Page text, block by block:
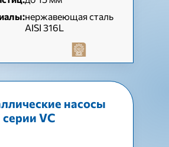
нержавеющая сталь
AISI 316L
насосы
VC